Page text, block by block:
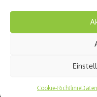
Cookie-Richtlinie